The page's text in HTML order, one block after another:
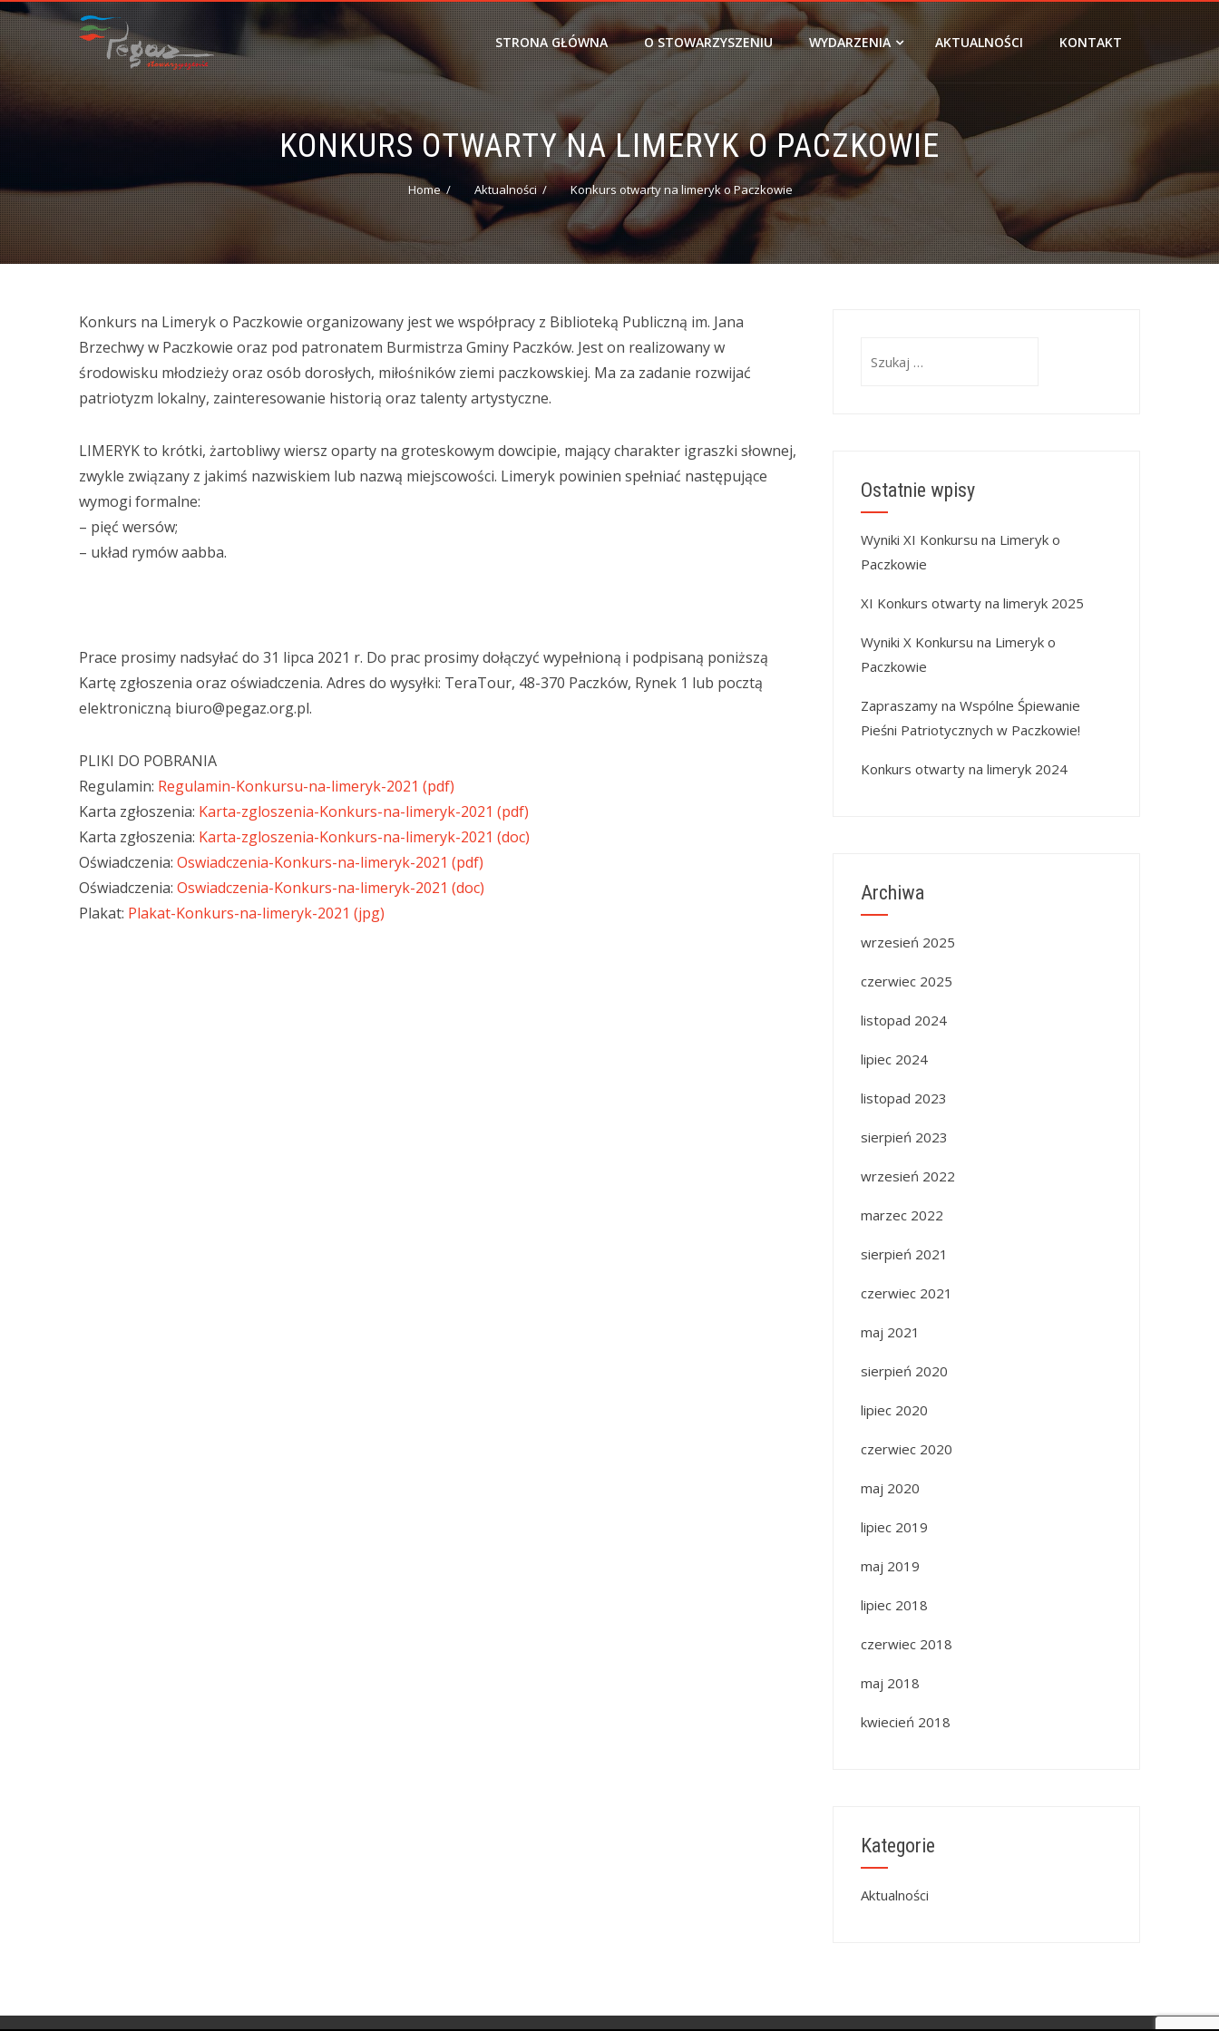
STRONA GŁÓWNA O STOWARZYSZENIU WYDARZENIA AKTUALNOŚCI KONTAKT
KONKURS OTWARTY NA LIMERYK O PACZKOWIE
Home Aktualności Konkurs otwarty na limeryk o Paczkowie
Konkurs na Limeryk o Paczkowie organizowany jest we współpracy z Biblioteką Publiczną im. Jana
Brzechwy w Paczkowie oraz pod patronatem Burmistrza Gminy Paczków. Jest on realizowany w
środowisku młodzieży oraz osób dorosłych, miłośników ziemi paczkowskiej. Ma za zadanie rozwijać
patriotyzm lokalny, zainteresowanie historią oraz talenty artystyczne.
LIMERYK to krótki, żartobliwy wiersz oparty na groteskowym dowcipie, mający charakter igraszki słownej,
zwykle związany z jakimś nazwiskiem lub nazwą miejscowości. Limeryk powinien spełniać następujące
wymogi formalne:
– pięć wersów;
– układ rymów aabba.
Prace prosimy nadsyłać do 31 lipca 2021 r. Do prac prosimy dołączyć wypełnioną i podpisaną poniższą
Kartę zgłoszenia oraz oświadczenia. Adres do wysyłki: TeraTour, 48-370 Paczków, Rynek 1 lub pocztą
elektroniczną biuro@pegaz.org.pl.
PLIKI DO POBRANIA
Regulamin: Regulamin-Konkursu-na-limeryk-2021 (pdf)
Karta zgłoszenia: Karta-zgloszenia-Konkurs-na-limeryk-2021 (pdf)
Karta zgłoszenia: Karta-zgloszenia-Konkurs-na-limeryk-2021 (doc)
Oświadczenia: Oswiadczenia-Konkurs-na-limeryk-2021 (pdf)
Oświadczenia: Oswiadczenia-Konkurs-na-limeryk-2021 (doc)
Plakat: Plakat-Konkurs-na-limeryk-2021 (jpg)
Ostatnie wpisy
Wyniki XI Konkursu na Limeryk o
Paczkowie
XI Konkurs otwarty na limeryk 2025
Wyniki X Konkursu na Limeryk o
Paczkowie
Zapraszamy na Wspólne Śpiewanie
Pieśni Patriotycznych w Paczkowie!
Konkurs otwarty na limeryk 2024
Archiwa
wrzesień 2025
czerwiec 2025
listopad 2024
lipiec 2024
listopad 2023
sierpień 2023
wrzesień 2022
marzec 2022
sierpień 2021
czerwiec 2021
maj 2021
sierpień 2020
lipiec 2020
czerwiec 2020
maj 2020
lipiec 2019
maj 2019
lipiec 2018
czerwiec 2018
maj 2018
kwiecień 2018
Kategorie
Aktualności